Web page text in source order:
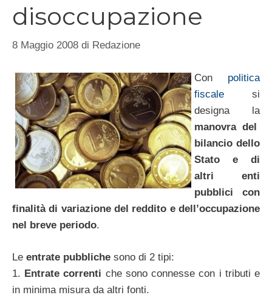
disoccupazione
8 Maggio 2008 di Redazione
Con politica
fiscale si
designa la
manovra del
bilancio dello
Stato e di
altri enti
pubblici con
finalità di variazione del reddito e dell’occupazione
nel breve periodo.
Le entrate pubbliche sono di 2 tipi:
1. Entrate correnti che sono connesse con i tributi e
in minima misura da altri fonti.